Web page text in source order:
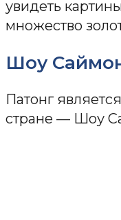
увидеть
множество
Шоу
Патонг
стране — Шоу